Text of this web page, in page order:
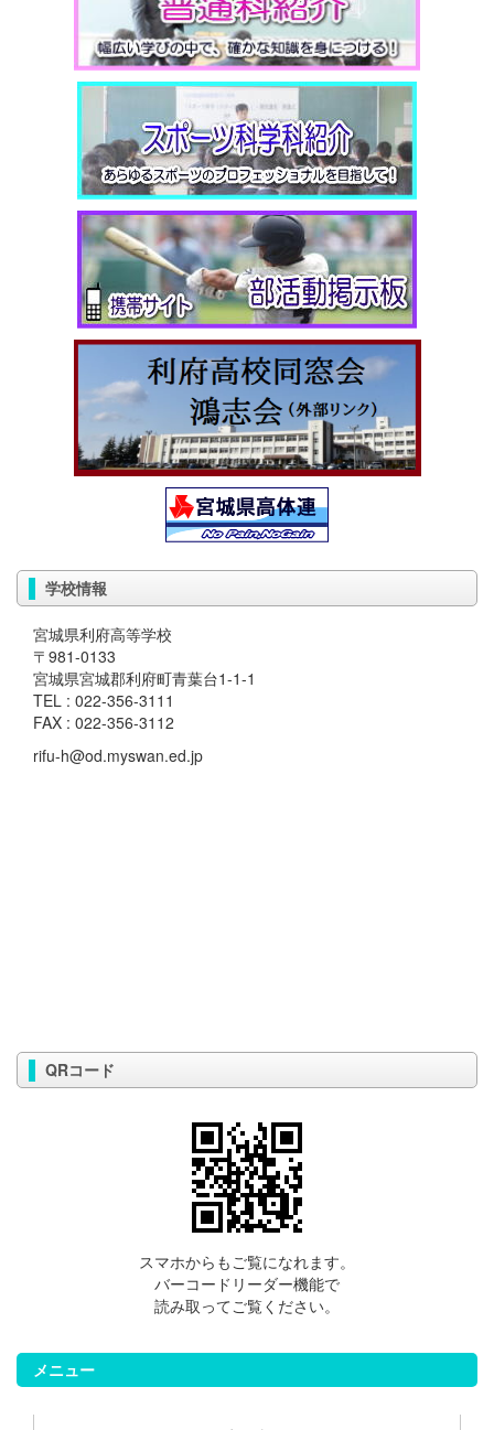
学校情報
宮城県利府高等学校
〒981-0133
宮城県宮城郡利府町青葉台1-1-1
TEL : 022-356-3111
FAX : 022-356-3112
rifu-h@od.myswan.ed.jp
QRコード
スマホからもご覧になれます。
バーコードリーダー機能で
読み取ってご覧ください。
メニュー